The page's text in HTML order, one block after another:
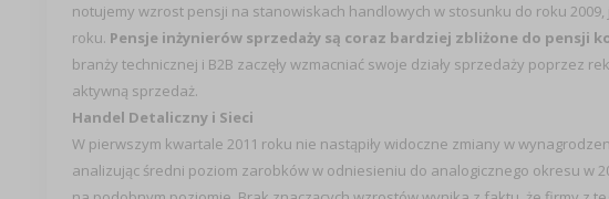
notujemy wzrost pensji na stanowiskach handlowych w stosunku do roku 2009,
roku. Pensje inżynierów sprzedaży są coraz bardziej zbliżone do pensji
branży technicznej i B2B zaczęły wzmacniać swoje działy sprzedaży poprzez
aktywną sprzedaż.
Handel Detaliczny i Sieci
W pierwszym kwartale 2011 roku nie nastąpiły widoczne zmiany w
analizując średni poziom zarobków w odniesieniu do analogicznego okresu w